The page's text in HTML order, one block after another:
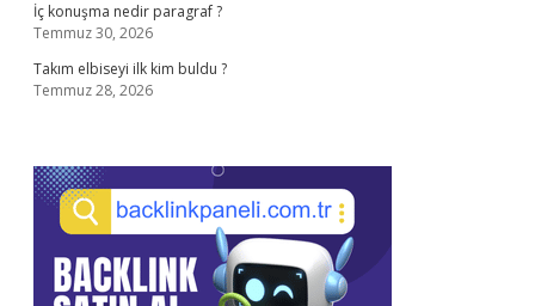
İç konuşma nedir paragraf ?
Temmuz 30, 2026
Takım elbiseyi ilk kim buldu ?
Temmuz 28, 2026